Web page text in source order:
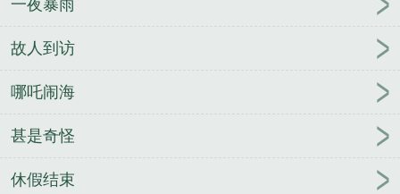
一夜暴雨
故人到访
哪吒闹海
甚是奇怪
休假结束